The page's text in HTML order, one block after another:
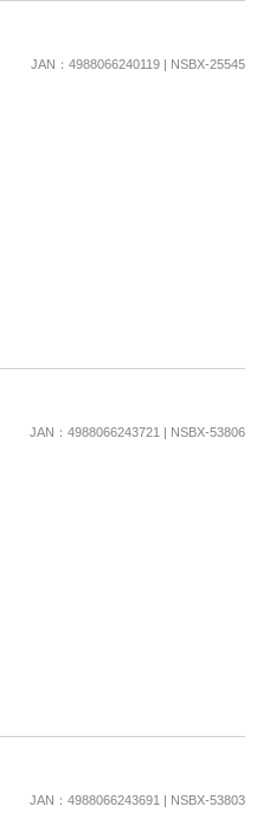
JAN：4988066240119 | NSBX-25545
JAN：4988066243721 | NSBX-53806
JAN：4988066243691 | NSBX-53803